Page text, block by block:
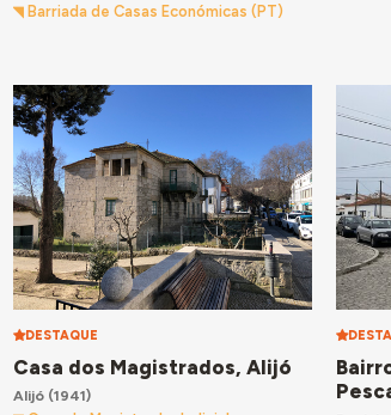
Barriada de Casas Económicas (PT)
DESTAQUE
Casa dos Magistrados, Alijó
Alijó(1941)